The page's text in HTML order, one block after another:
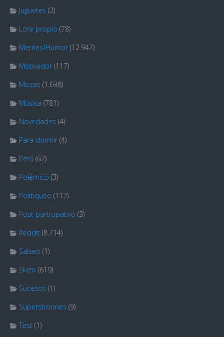
Juguetes (2)
Lore propio (78)
Memes/Humor (12.947)
Motivador (117)
Mozas (1.638)
Música (781)
Novedades (4)
Para dormir (4)
Perú (62)
Polémico (3)
Politiqueo (112)
Post participativo (3)
Reddit (8.714)
Salseo (1)
Skizo (619)
Sucesos (1)
Supersticiones (9)
Test (1)